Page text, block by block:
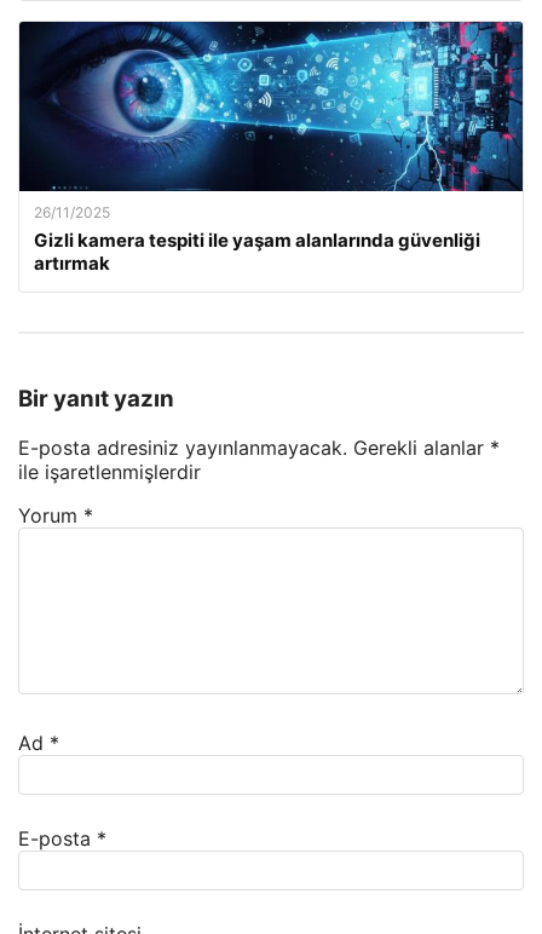
26/11/2025
Gizli kamera tespiti ile yaşam alanlarında güvenliği
artırmak
Bir yanıt yazın
E-posta adresiniz yayınlanmayacak. Gerekli alanlar *
ile işaretlenmişlerdir
Yorum *
Ad *
E-posta *